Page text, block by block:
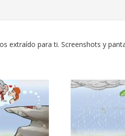
extraído para ti. Screenshots y